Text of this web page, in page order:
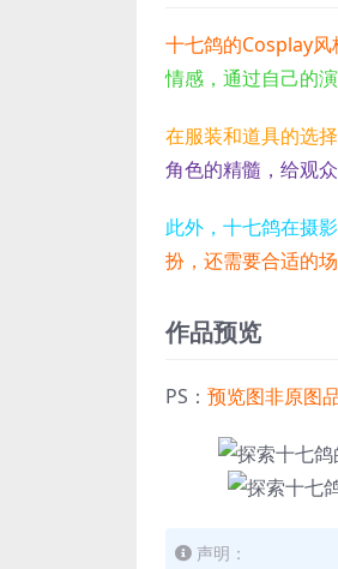
十七鸽的Cosplay风
情感，通过自己的
在服装和道具的选
角色的精髓，给观
此外，十七鸽在摄
扮，还需要合适的
作品预览
PS： 预览图非原图
声明：